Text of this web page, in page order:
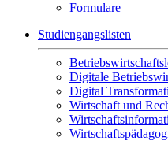
Formulare
Studiengangslisten
Digitale
Digital
Wirtschaft und